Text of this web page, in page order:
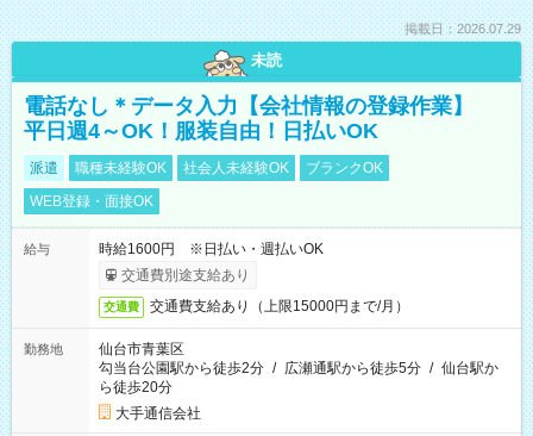
掲載日：2026.07.29
未読
電話なし＊データ入力【会社情報の登録作業】
平日週4～OK！服装自由！日払いOK
派遣 職種未経験OK 社会人未経験OK
ブランクOK
WEB登録・面接OK
給与
時給1600円 ※日払い・週払いOK
交通費別途支給あり
交通費 交通費支給あり（上限15000円まで/月）
勤務地
仙台市青葉区
勾当台公園駅から徒歩2分 / 広瀬通駅から徒歩5分 / 仙台駅か
ら徒歩20分
大手通信会社